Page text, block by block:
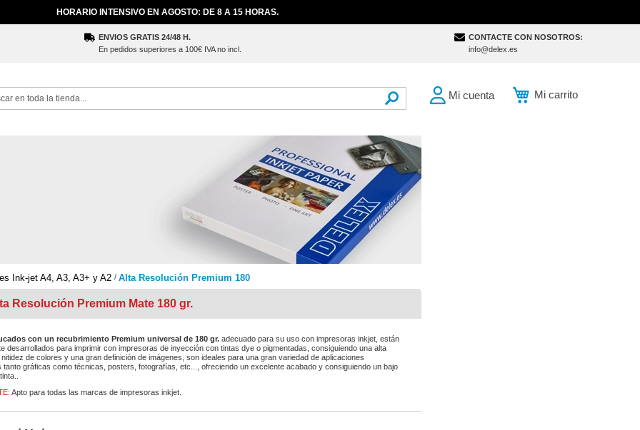
HORARIO INTENSIVO EN AGOSTO: DE 8 A 15 HORAS.
ENVIOS GRATIS 24/48 H.
En pedidos superiores a 100€ IVA no incl.
CONTACTE CON NOSOTROS:
info@delex.es
Mi carrito
Mi cuenta
Ink-jet A4, A3, A3+ y A2 Alta Resolución Premium 180
Resolución Premium Mate 180 gr.
con un recubrimiento Premium universal de 180 gr. adecuado para su uso con impresoras inkjet, están
desarrollados para imprimir con impresoras de inyección con tintas dye o pigmentadas, consiguiendo una alta
de colores y una gran definición de imágenes, son ideales para una gran variedad de aplicaciones
tanto gráficas como técnicas, posters, fotografías, etc..., ofreciendo un excelente acabado y consiguiendo un bajo
: Apto para todas las marcas de impresoras inkjet.